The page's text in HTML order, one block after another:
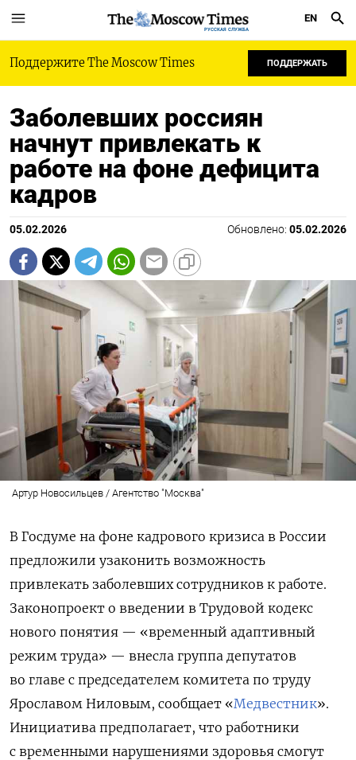
РУССКАЯ СЛУЖБА
EN
Поддержите The Moscow Times ПОДДЕРЖАТЬ
Заболевших россиян
начнут привлекать к
работе на фоне дефицита
кадров
05.02.2026 Обновлено: 05.02.2026
Артур Новосильцев / Агентство "Москва"
В Госдуме на фоне кадрового кризиса в России
предложили узаконить возможность
привлекать заболевших сотрудников к работе.
Законопроект о введении в Трудовой кодекс
нового понятия — «временный адаптивный
режим труда» — внесла группа депутатов
во главе с председателем комитета по труду
Ярославом Ниловым, сообщает «Медвестник».
Инициатива предполагает, что работники
с временными нарушениями здоровья смогут